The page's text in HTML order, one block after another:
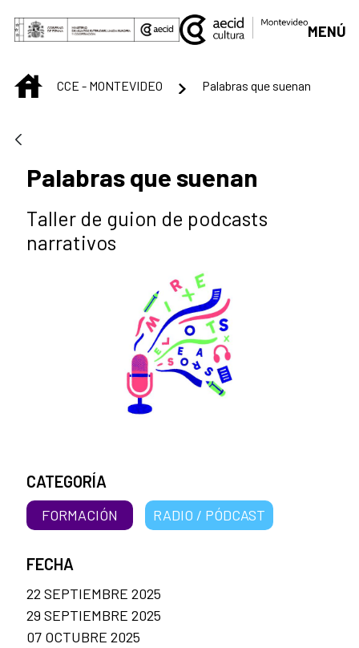
Saltar al contenido principal
MENÚ
INICIOCCE - MONTEVIDEO Palabras que suenan
Palabras que suenan
Taller de guion de podcasts
narrativos
CATEGORÍA
FORMACIÓN RADIO / PÓDCAST
FECHA
22 SEPTIEMBRE 2025
29 SEPTIEMBRE 2025
07 OCTUBRE 2025